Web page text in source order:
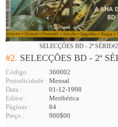
SELECÇÕES BD - 2ª SÉRIE#2
#2. SELECÇÕES BD - 2ª
Código
360002
Periodicidade : Mensal
Data :
01-12-1998
Editor :
Meribérica
Páginas :
84
Preço :
900$00